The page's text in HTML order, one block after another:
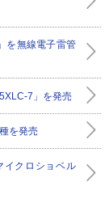
を無線電子雷管
7」を発売
を発売
イクロショベル